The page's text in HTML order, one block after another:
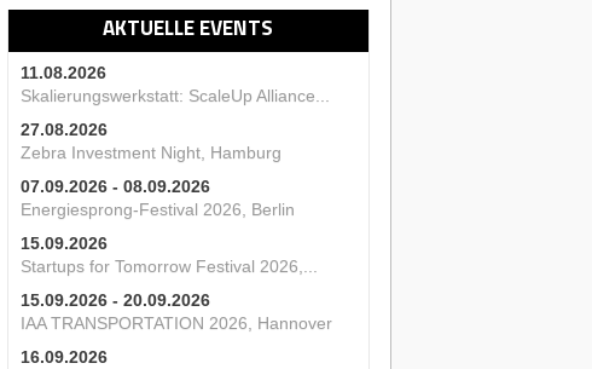
AKTUELLE EVENTS
11.08.2026
Skalierungswerkstatt: ScaleUp Alliance...
27.08.2026
Zebra Investment Night, Hamburg
07.09.2026 - 08.09.2026
Energiesprong-Festival 2026, Berlin
15.09.2026
Startups for Tomorrow Festival 2026,...
15.09.2026 - 20.09.2026
IAA TRANSPORTATION 2026, Hannover
16.09.2026